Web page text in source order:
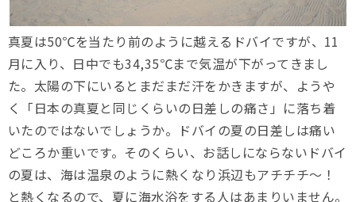
真夏は50℃を当たり前のように越えるドバイですが、11
月に入り、日中でも34,35℃まで気温が下がってきまし
た。太陽の下にいるとまだまだ汗をかきますが、ようや
く「日本の真夏と同じくらいの日差しの痛さ」に落ち着
いたのではないでしょうか。ドバイの夏の日差しは痛い
どころか重いです。そのくらい、お話しにならないドバイ
の夏は、海は温泉のように熱くなり浜辺もアチチチ〜！
と熱くなるので、夏に海水浴をする人はあまりいません。